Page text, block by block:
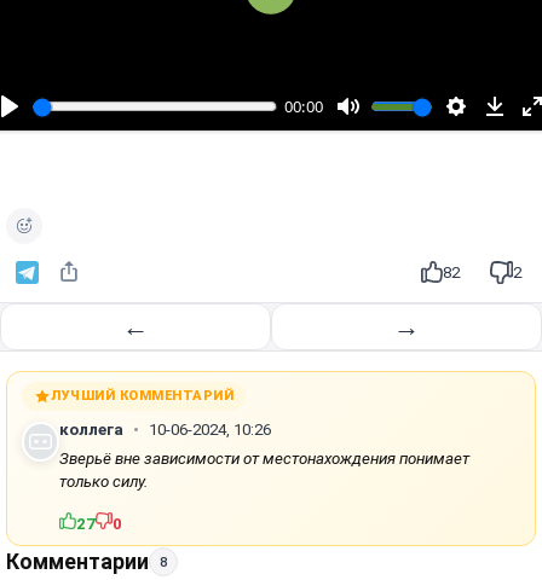
00:00
В
п
и
82 2
← →
ЛУЧШИЙ КОММЕНТАРИЙ
коллега
10-06-2024, 10:26
Зверьё вне зависимости от местонахождения понимает
только силу.
27 0
Комментарии 8